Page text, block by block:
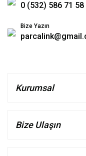
0 (532) 586 71 58
Bize Yazın
Kurumsal
Bize Ulaşın